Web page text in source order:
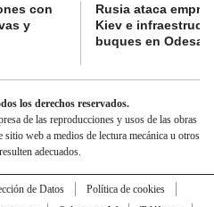
con
y
Rusia ataca
Kiev e
buques en Odesa
los derechos reservados.
de las reproducciones y usos de las obras
sitio web a medios de lectura mecánica u otros
adecuados.
de Datos
Política de cookies